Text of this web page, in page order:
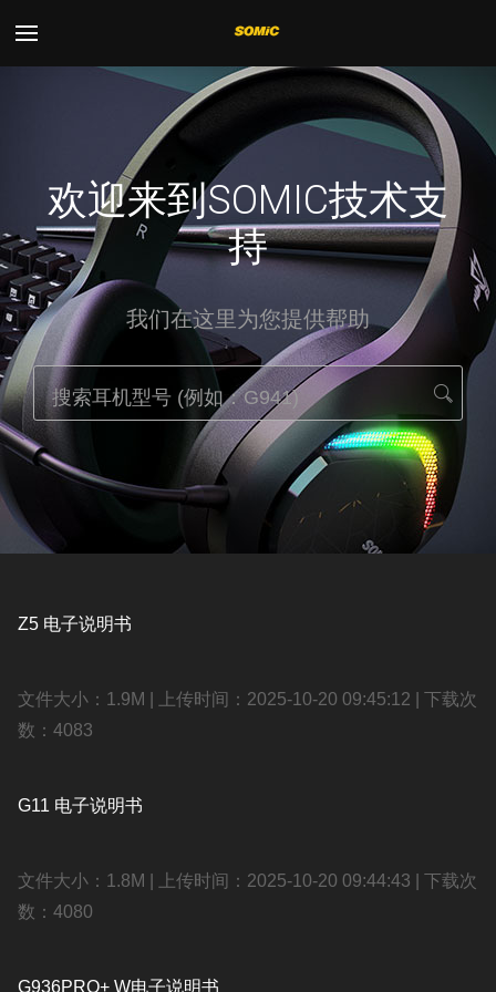
Toggle
navigation
欢迎来到SOMIC技术支
持
我们在这里为您提供帮助
提
搜
索
查
Z5 电子说明书
文件大小：1.9M | 上传时间：2025-10-20 09:45:12 | 下载次
数：4083
G11 电子说明书
文件大小：1.8M | 上传时间：2025-10-20 09:44:43 | 下载次
数：4080
G936PRO+ W电子说明书